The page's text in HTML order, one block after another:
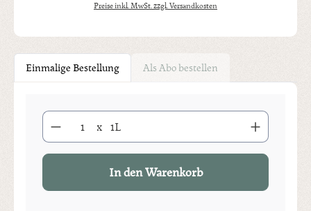
Preise inkl. MwSt. zzgl. Versandkosten
Einmalige Bestellung Als Abo bestellen
Produkt Anzahl: Gib den gewünschten Wert ein oder benutze
x 1L
In den Warenkorb